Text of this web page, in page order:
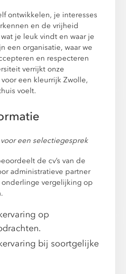
ontwikkelen, je interesses
en de vrijheid
je leuk vindt en waar je
een organisatie, waar we
en respecteren
verrijkt onze
een kleurrijk Zwolle,
voelt.
een selectiegesprek
de cv’s van de
administratieve partner
vergelijking op
op
bij soortgelijke